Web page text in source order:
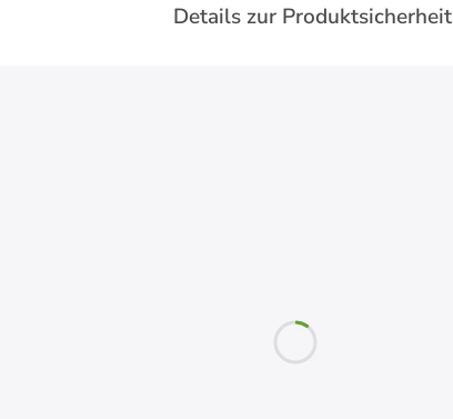
Details zur Produktsicherheit